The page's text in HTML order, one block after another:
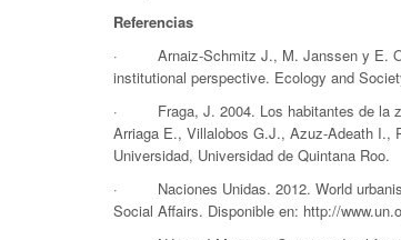
Referencias
· Arnaiz-Schmitz J., M. Janssen y E.
institutional perspective. Ecology and
· Fraga, J. 2004. Los habitantes de la
Arriaga E., Villalobos G.J., Azuz-Adeath I.,
Universidad, Universidad de Quintana Roo.
· Naciones Unidas. 2012. World
Social Affairs. Disponible en: http://